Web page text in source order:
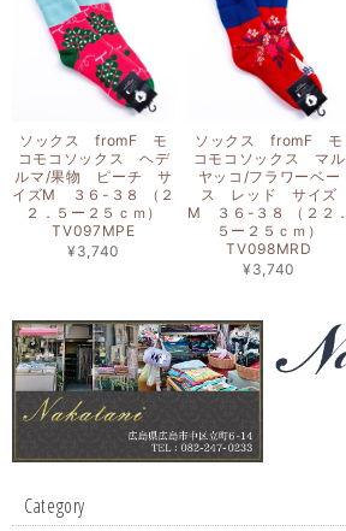
ソックス fromF モ
コモコソックス ヘデ
ルマ/果物 ピーチ サ
イズM ３６-３８ （２
２．５ー２５ｃｍ）
TV097MPE
¥3,740
ソックス fromF モ
コモコソックス マル
ヤッコ/フラワーベー
ス レッド サイズ
M ３６-３８ （２２．
５ー２５ｃｍ）
TV098MRD
¥3,740
Category